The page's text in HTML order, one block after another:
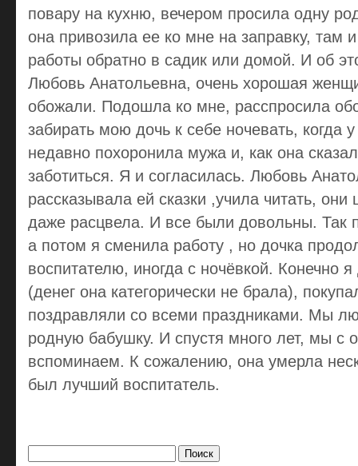
повару на кухню, вечером просила одну
она привозила ее ко мне на заправку, там
работы обратно в садик или домой. И об
Любовь Анатольевна, очень хорошая
обожали. Подошла ко мне, расспросила
забирать мою дочь к себе ночевать, когда
недавно похоронила мужа и, как она
заботиться. Я и согласилась. Любовь
рассказывала ей сказки ,учила читать,
даже расцвела. И все были довольны. Так
а потом я сменила работу , но дочка
воспитателю, иногда с ночёвкой. Конечно
(денег она категорически не брала),
поздравляли со всеми праздниками. Мы
родную бабушку. И спустя много лет, мы с
вспоминаем. К сожалению, она умерла
был лучший воспитатель.